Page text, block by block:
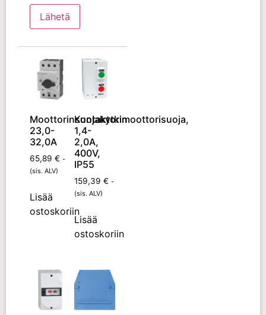
Moottorinsuojakytkin
23,0-
32,0A
65,89 € -
(sis. ALV)
Lisää
ostoskoriin
Kontaktorimoottorisuoja,
1,4-
2,0A,
400V,
IP55
159,39 € -
(sis. ALV)
Lisää
ostoskoriin